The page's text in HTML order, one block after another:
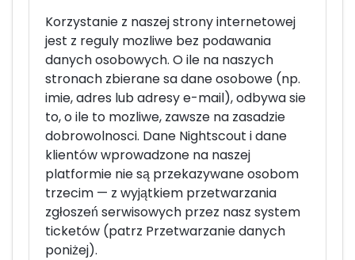
Korzystanie z naszej strony internetowej
jest z reguly mozliwe bez podawania
danych osobowych. O ile na naszych
stronach zbierane sa dane osobowe (np.
imie, adres lub adresy e-mail), odbywa sie
to, o ile to mozliwe, zawsze na zasadzie
dobrowolnosci. Dane Nightscout i dane
klientów wprowadzone na naszej
platformie nie są przekazywane osobom
trzecim — z wyjątkiem przetwarzania
zgłoszeń serwisowych przez nasz system
ticketów (patrz Przetwarzanie danych
poniżej).